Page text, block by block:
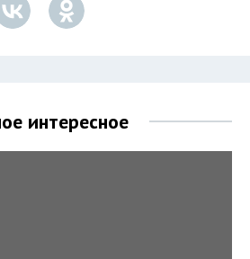
интересное